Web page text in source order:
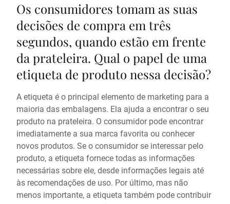
Os consumidores tomam as suas
decisões de compra em três
segundos, quando estão em frente
da prateleira. Qual o papel de uma
etiqueta de produto nessa decisão?
A etiqueta é o principal elemento de marketing para a
maioria das embalagens. Ela ajuda a encontrar o seu
produto na prateleira. O consumidor pode encontrar
imediatamente a sua marca favorita ou conhecer
novos produtos. Se o consumidor se interessar pelo
produto, a etiqueta fornece todas as informações
necessárias sobre ele, desde informações legais até
às recomendações de uso. Por último, mas não
menos importante, a etiqueta também pode contribuir